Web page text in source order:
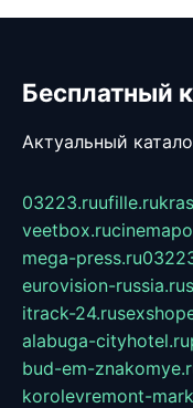
Бесплатный
Актуальный
03223.ruufille.ru
veetbox.ru
mega-press.ru
eurovision-russia.ru
itrack-24.ru
alabuga-cityhotel.ru
bud-em-
korolevremont-